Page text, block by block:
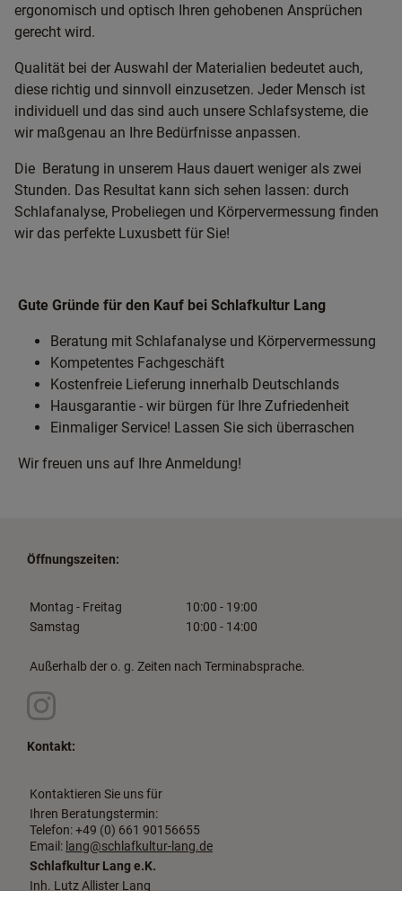
ergonomisch und optisch Ihren gehobenen Ansprüchen
gerecht wird.
Qualität bei der Auswahl der Materialien bedeutet auch,
diese richtig und sinnvoll einzusetzen. Jeder Mensch ist
individuell und das sind auch unsere Schlafsysteme, die
wir maßgenau an Ihre Bedürfnisse anpassen.
Die Beratung in unserem Haus dauert weniger als zwei
Stunden. Das Resultat kann sich sehen lassen: durch
Schlafanalyse, Probeliegen und Körpervermessung finden
wir das perfekte Luxusbett für Sie!
Gute Gründe für den Kauf bei Schlafkultur Lang
Beratung mit Schlafanalyse und Körpervermessung
Kompetentes Fachgeschäft
Kostenfreie Lieferung innerhalb Deutschlands
Hausgarantie - wir bürgen für Ihre Zufriedenheit
Einmaliger Service! Lassen Sie sich überraschen
Wir freuen uns auf Ihre Anmeldung!
Öffnungszeiten:
Montag - Freitag
10:00 - 19:00
Samstag
10:00 - 14:00
Außerhalb der o. g. Zeiten nach Terminabsprache.
Kontakt:
Kontaktieren Sie uns für
Ihren Beratungstermin:
Telefon: +49 (0) 661 90156655
Email: lang@schlafkultur-lang.de
Schlafkultur Lang e.K.
Inh. Lutz Allister Lang